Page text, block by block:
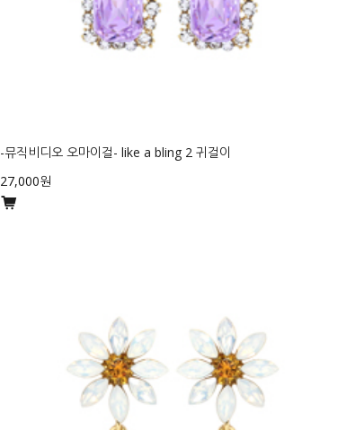
-뮤직비디오 오마이걸- like a bling 2 귀걸이
27,000원